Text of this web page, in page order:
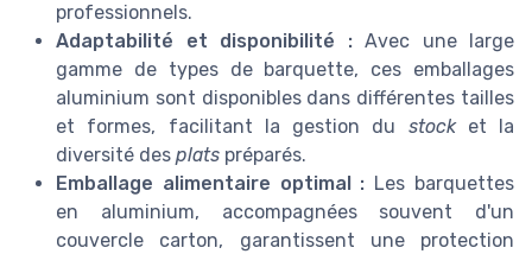
professionnels.
Adaptabilité et disponibilité :Avec une large
gamme de types de barquette, ces emballages
aluminium sont disponibles dans différentes tailles
et formes, facilitant la gestion du stocket la
diversité des plats préparés.
Emballage alimentaire optimal : Les barquettes
en aluminium, accompagnées souvent d'un
couvercle carton, garantissent une protection